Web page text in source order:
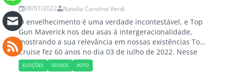
08/07/2022 Natalia Carolina Verdi
O envelhecimento é uma verdade incontestável, e Top
Gun Maverick nos deu asas à intergeracionalidade,
mostrando a sua relevância em nossas existências Tom
Cruise fez 60 anos no dia 03 de julho de 2022. Nesse
dia, lá estava eu, no cinema, assistindo encantada,
ELEIÇÕES IDOSOS VOTO